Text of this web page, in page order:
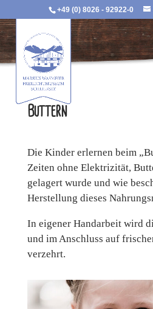
+49 (0) 8026 - 92922-0
Buttern
Die Kinder erlernen beim
Zeiten ohne Elektrizität,
gelagert wurde und wie
Herstellung dieses
In eigener Handarbeit wird
und im Anschluss auf
verzehrt.